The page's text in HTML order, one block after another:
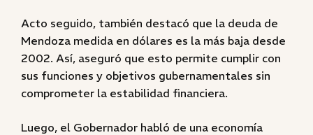
Acto seguido, también destacó que la deuda de
Mendoza medida en dólares es la más baja desde
2002. Así, aseguró que esto permite cumplir con
sus funciones y objetivos gubernamentales sin
comprometer la estabilidad financiera.
Luego, el Gobernador habló de una economía